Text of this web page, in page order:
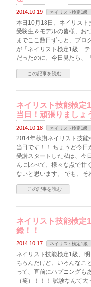
2014.10.19 ネイリスト検定1級
本日10月18日、ネイリスト
受験生＆モデルの皆様、お
までここ数日ずっと、ブロ
が「ネイリスト検定1級 テ
だったのに、今日見たら、
この記事を読む
ネイリスト技能検定
当日！頑張りましょ
2014.10.18 ネイリスト検定1級
2014年秋期ネイリスト技能
当日です！！ ちょうど今
受講スタートした私は、今
んに比べて、様々な点で甘
ないと思います。 でも、
この記事を読む
ネイリスト技能検
録！！
2014.10.17 ネイリスト検定1級
ネイリスト技能検定1級、
ちろんだけど、いろんなこ
って、直前にハプニングも
（笑）！！！ 試験なんて